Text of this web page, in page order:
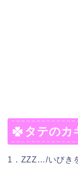
タテのカ
1．ZZZ…/いびき